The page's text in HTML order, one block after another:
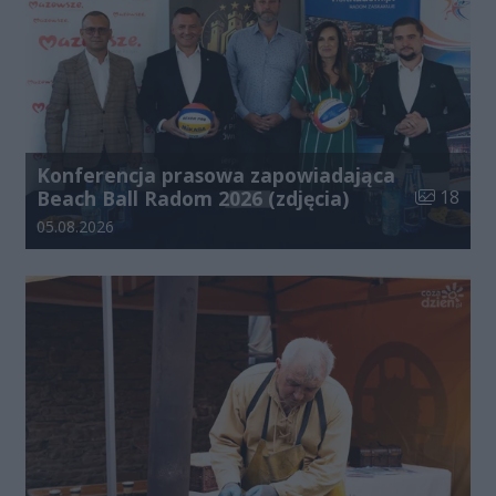
Konferencja prasowa zapowiadająca
Beach Ball Radom 2026 (zdjęcia)
Liczba
18
Data dodania galerii:
05.08.2026